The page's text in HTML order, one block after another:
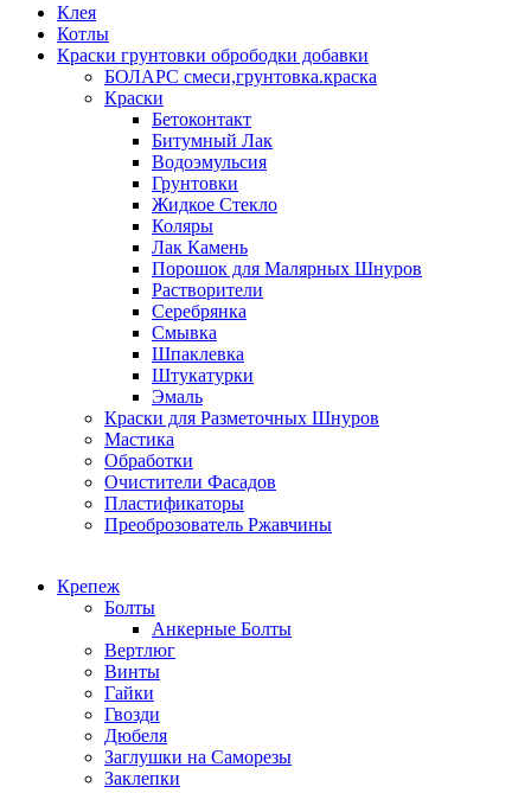
Клея
Котлы
Краски грунтовки обрободки добавки
БОЛАРС смеси,грунтовка.краска
Краски
Бетоконтакт
Битумный Лак
Водоэмульсия
Грунтовки
Жидкое Стекло
Коляры
Лак Камень
Порошок для Малярных Шнуров
Растворители
Серебрянка
Смывка
Шпаклевка
Штукатурки
Эмаль
Краски для Разметочных Шнуров
Мастика
Обработки
Очистители Фасадов
Пластификаторы
Преоброзователь Ржавчины
Крепеж
Болты
Анкерные Болты
Вертлюг
Винты
Гайки
Гвозди
Дюбеля
Заглушки на Саморезы
Заклепки